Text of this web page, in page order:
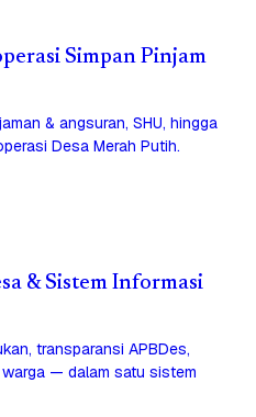
Simpan Pinjam
& angsuran, SHU, hingga
Desa Merah Putih.
& Sistem Informasi
transparansi APBDes,
— dalam satu sistem